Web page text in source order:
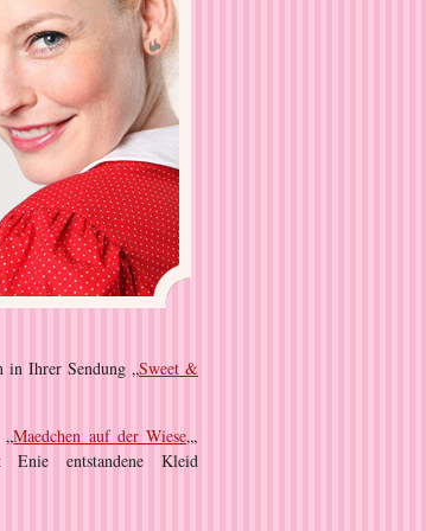
in Ihrer Sendung „Sweet &
„Maedchen auf der Wiese„,
entstandene Kleid